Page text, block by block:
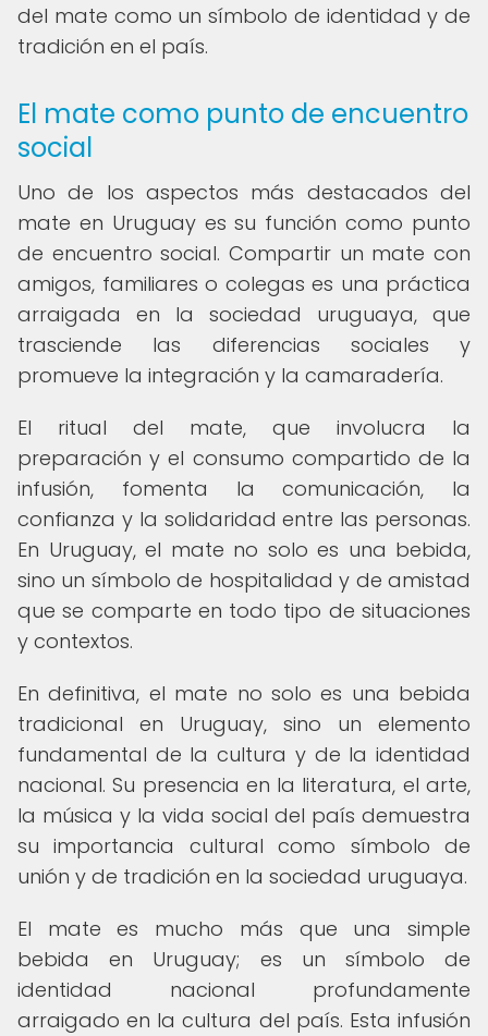
del mate como un símbolo de identidad y de
tradición en el país.
El mate como punto de encuentro
social
Uno de los aspectos más destacados del
mate en Uruguay es su función como punto
de encuentro social. Compartir un mate con
amigos, familiares o colegas es una práctica
arraigada en la sociedad uruguaya, que
trasciende las diferencias sociales y
promueve la integración y la camaradería.
El ritual del mate, que involucra la
preparación y el consumo compartido de la
infusión, fomenta la comunicación, la
confianza y la solidaridad entre las personas.
En Uruguay, el mate no solo es una bebida,
sino un símbolo de hospitalidad y de amistad
que se comparte en todo tipo de situaciones
y contextos.
En definitiva, el mate no solo es una bebida
tradicional en Uruguay, sino un elemento
fundamental de la cultura y de la identidad
nacional. Su presencia en la literatura, el arte,
la música y la vida social del país demuestra
su importancia cultural como símbolo de
unión y de tradición en la sociedad uruguaya.
El mate es mucho más que una simple
bebida en Uruguay; es un símbolo de
identidad nacional profundamente
arraigado en la cultura del país. Esta infusión